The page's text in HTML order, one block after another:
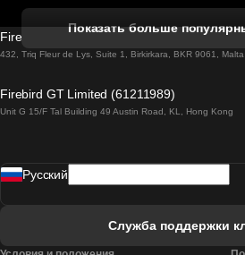
Поезд Лиссабон -
Поезд Лиссабон -
Показать больше
Firebird GT Limited (OC 1451)
432, Triq Fleur de Lys, Suite 1, Birkirkara, BKR 9061, Malta
Firebird GT Limited (61211989)
Unit G 15/F Tal Building 49 Austin Road, KL, Hong Kong
Pусский
Служба поддержки